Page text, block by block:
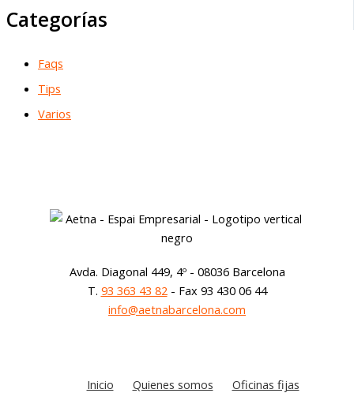
Categorías
Faqs
Tips
Varios
Avda. Diagonal 449, 4º - 08036 Barcelona
T. 93 363 43 82 - Fax 93 430 06 44
info@aetnabarcelona.com
Inicio Quienes somos
Oficinas fijas